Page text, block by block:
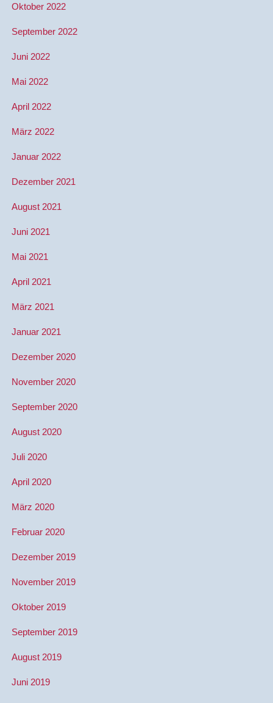
Oktober 2022
September 2022
Juni 2022
Mai 2022
April 2022
März 2022
Januar 2022
Dezember 2021
August 2021
Juni 2021
Mai 2021
April 2021
März 2021
Januar 2021
Dezember 2020
November 2020
September 2020
August 2020
Juli 2020
April 2020
März 2020
Februar 2020
Dezember 2019
November 2019
Oktober 2019
September 2019
August 2019
Juni 2019